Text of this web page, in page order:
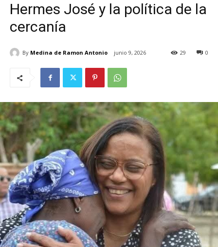
Hermes José y la política de la
cercanía
By Medina de Ramon Antonio junio 9, 2026 0
29